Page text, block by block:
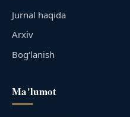
Jurnal haqida
Arxiv
Bog‘lanish
Ma'lumot